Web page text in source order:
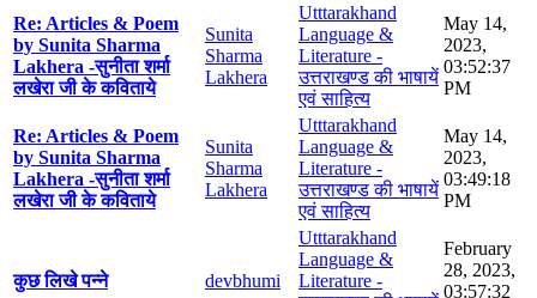
Re: Articles & Poem
by Sunita Sharma
Lakhera -सुनीता शर्मा
लखेरा जी के कविताये
Sunita
Sharma
Lakhera
Utttarakhand
Language &
Literature -
उत्तराखण्ड की भाषायें
एवं साहित्य
May 14,
2023,
03:52:37
PM
Re: Articles & Poem
by Sunita Sharma
Lakhera -सुनीता शर्मा
लखेरा जी के कविताये
Sunita
Sharma
Lakhera
Utttarakhand
Language &
Literature -
उत्तराखण्ड की भाषायें
एवं साहित्य
May 14,
2023,
03:49:18
PM
कुछ लिखे पन्ने devbhumi
Utttarakhand
Language &
Literature -
February
28, 2023,
03:57:32